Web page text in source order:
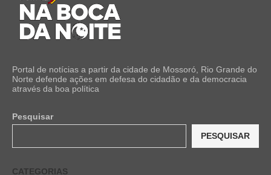
Portal de notícias a partir da cidade de Mossoró, Rio Grande do
Norte defende ações em defesa do cidadão e da democracia
através da boa política
Pesquisar
PESQUISAR
CATEGORIAS